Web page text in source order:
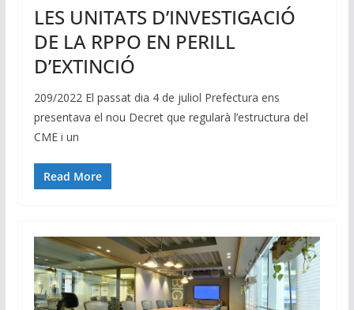
LES UNITATS D’INVESTIGACIÓ
DE LA RPPO EN PERILL
D’EXTINCIÓ
209/2022 El passat dia 4 de juliol Prefectura ens
presentava el nou Decret que regularà l’estructura del
CME i un
Read More